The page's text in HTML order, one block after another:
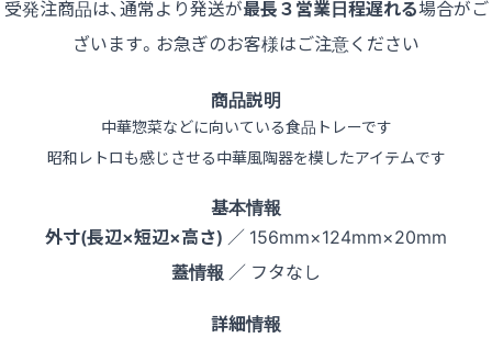
受発注商品は、通常より発送が最長３営業日程遅れる場合がご
ざいます。お急ぎのお客様はご注意ください
商品説明
中華惣菜などに向いている食品トレーです
昭和レトロも感じさせる中華風陶器を模したアイテムです
基本情報
外寸(長辺×短辺×高さ) ／ 156mm×124mm×20mm
蓋情報 ／ フタなし
詳細情報